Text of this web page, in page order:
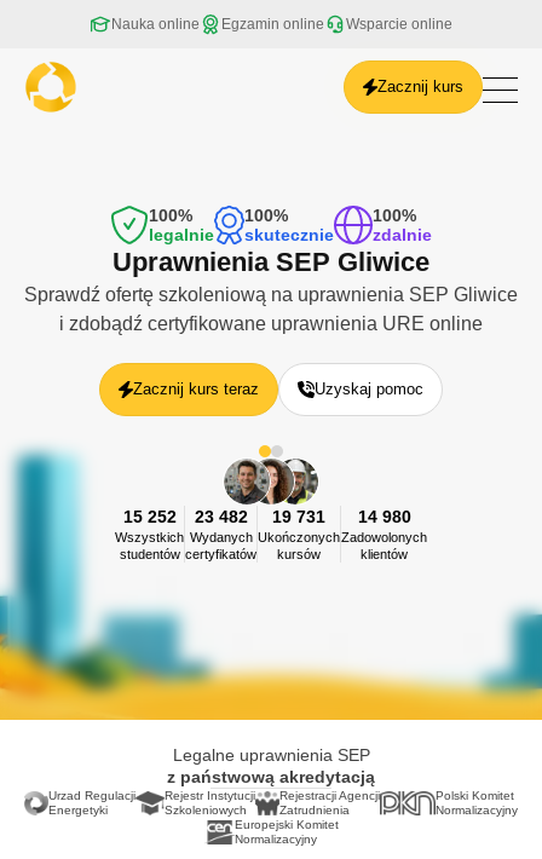
Nauka online Egzamin online Wsparcie online
Zacznij kurs
Częstochowa
Gdańsk
Gliwice
Gorzów Wielkopolski
Kalisz
Katowice
Kielce
Lublin
Łódź
Olsztyn
Opole
Rzeszów
Toruń
Warszawa
Wrocław
Zabrze
100%
legalnie
100%
skutecznie
100%
zdalnie
Uprawnienia SEP Gliwice
Sprawdź ofertę szkoleniową na uprawnienia SEP Gliwice
i zdobądź certyfikowane uprawnienia URE online
Zacznij kurs teraz Uzyskaj pomoc
15 252
Wszystkich
studentów
23 482
Wydanych
certyfikatów
19 731
Ukończonych
kursów
14 980
Zadowolonych
klientów
Legalne uprawnienia SEP
z państwową akredytacją
Urzad Regulacji
Energetyki
Rejestr Instytucji
Szkoleniowych
Rejestracji Agencji
Zatrudnienia
Polski Komitet
Normalizacyjny
Europejski Komitet
Normalizacyjny